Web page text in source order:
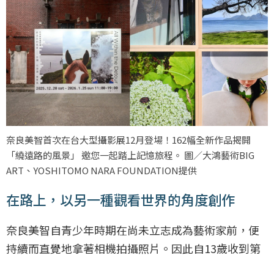
奈良美智首次在台大型攝影展12月登場！162幅全新作品揭開
「繞遠路的風景」 邀您一起踏上記憶旅程。 圖／大鴻藝術BIG
ART、YOSHITOMO NARA FOUNDATION提供
在路上，以另一種觀看世界的角度創作
奈良美智自青少年時期在尚未立志成為藝術家前，便
持續而直覺地拿著相機拍攝照片。因此自13歲收到第